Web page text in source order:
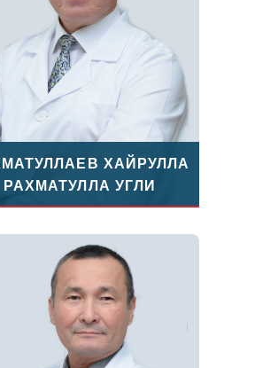
ХАЙРУЛЛА
РАХМАТУЛЛА УГЛИ